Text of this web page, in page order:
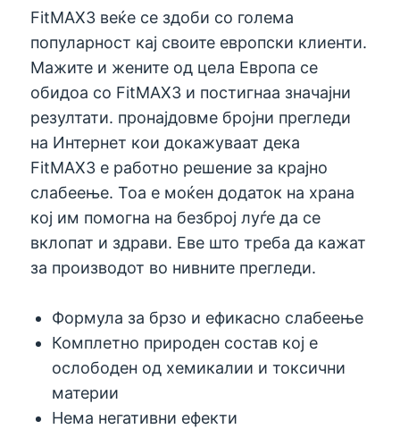
FitMAX3 веќе се здоби со голема
популарност кај своите европски клиенти.
Мажите и жените од цела Европа се
обидоа со FitMAX3 и постигнаа значајни
резултати. пронајдовме бројни прегледи
на Интернет кои докажуваат дека
FitMAX3 е работно решение за крајно
слабеење. Тоа е моќен додаток на храна
кој им помогна на безброј луѓе да се
вклопат и здрави. Еве што треба да кажат
за производот во нивните прегледи.
Формула за брзо и ефикасно слабеење
Комплетно природен состав кој е
ослободен од хемикалии и токсични
материи
Нема негативни ефекти